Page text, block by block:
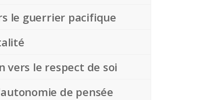
le guerrier pacifique
vers le respect de soi
de pensée